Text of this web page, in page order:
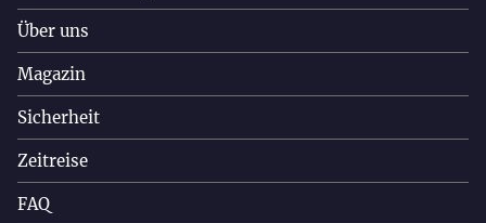
Über uns
Magazin
Sicherheit
Zeitreise
FAQ